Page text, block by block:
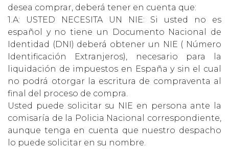
desea comprar, deberá tener en cuenta que:
1.A: USTED NECESITA UN NIE: Si usted no es
español y no tiene un Documento Nacional de
Identidad (DNI) deberá obtener un NIE ( Número
Identificación Extranjeros), necesario para la
liquidación de impuestos en España y sin el cual
no podrá otorgar la escritura de compraventa al
final del proceso de compra.
Usted puede solicitar su NIE en persona ante la
comisaría de la Policia Nacional correspondiente,
aunque tenga en cuenta que nuestro despacho
lo puede solicitar en su nombre.